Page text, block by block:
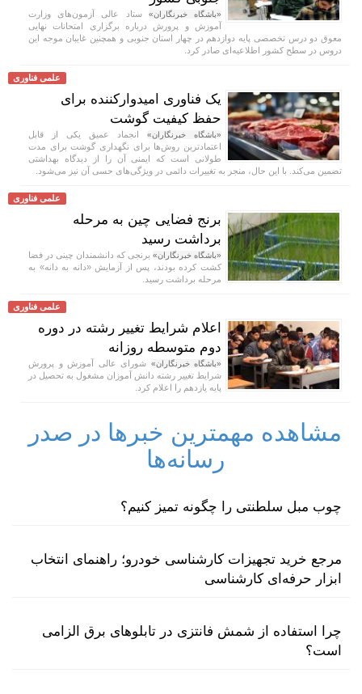
«باشگاه خبرنگاران» ستاد عالی آزمون‌های وزارت
آموزش و پرورش درباره برگزاری امتحانات نهایی
معوق دو درس تخصصی پایه دوازدهم در چهار استان جنوبی و همچنین غایبان موجه این
دروس در سطح کشور اطلاعیه‌ای صادر کرد.
علمی فناوری
یک فناوری امیدوارکننده برای
حفظ کیفیت گوشت
«باشگاه خبرنگاران» انجماد عمیق یکی از قابل
اعتمادترین روش‌ها برای نگهداری گوشت برای مدت
طولانی است که ایمنی آن را از دیدگاه بهداشتی
تضمین می‌کند. با این حال، منجر به تغییرات دائمی در ویژگی‌های حسی آن نیز می‌شود.
علمی فناوری
برنج فضایی چین به مرحله
برداشت رسید
«باشگاه خبرنگاران» برنجی که دانشمندان چینی در فضا
کشت کرده بودند، پس از آزمایش «دانه به دانه» به
مرحله برداشت رسید.
علمی فناوری
اعلام شرایط تغییر رشته در دوره
دوم متوسطه روزانه
«باشگاه خبرنگاران» شورای عالی آموزش و پرورش
شرایط تغییر رشته دانش آموزان مشغول به تحصیل در
پایه یازدهم را اعلام کرد.
مشاهده مهمترین خبرها در صدر
رسانه‌ها
چوب مبل سلطنتی را چگونه تمیز کنیم؟
مرجع خرید تجهیزات کارشناسی خودرو؛ راهنمای انتخاب
ابزار حرفه‌ای کارشناسی
چرا استفاده از شمش فانتزی در تابلوهای برق الزامی
است؟